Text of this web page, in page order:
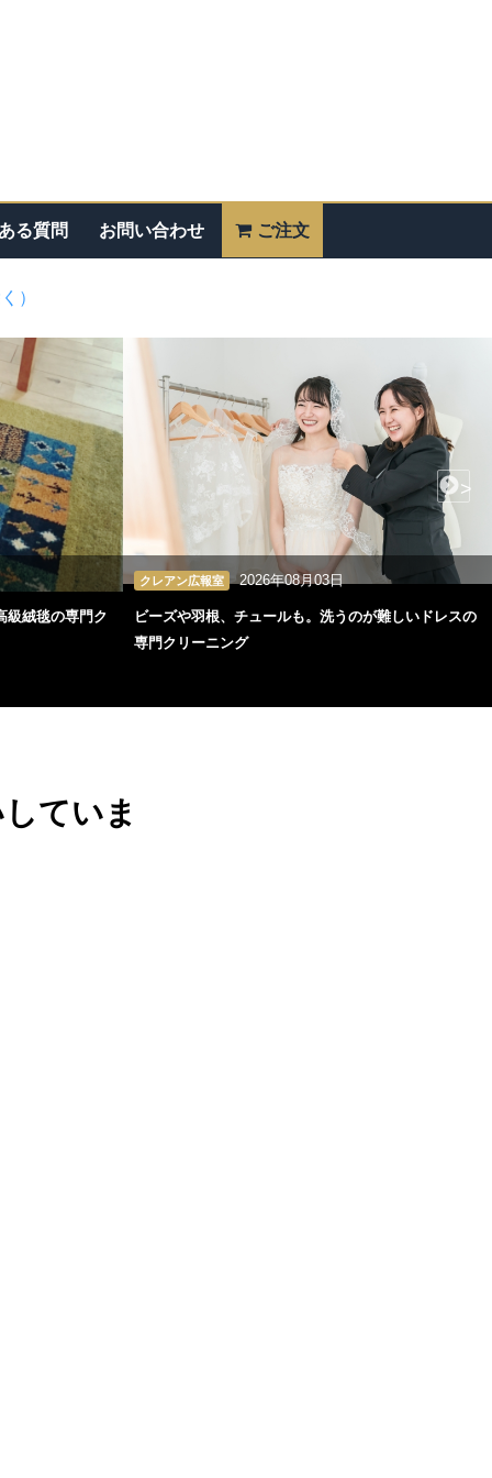
る質問 お問い合わせ ご注文
）
級絨毯の専門ク
クレアン広報室 2026年08月03日
ビーズや羽根、チュールも。洗うのが難しいドレスの
専門クリーニング
>
ていま